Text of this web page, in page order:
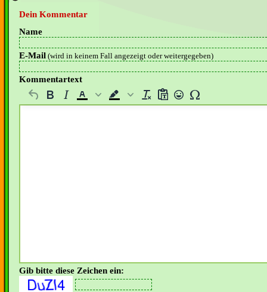
Dein Kommentar
Name
E-Mail (wird in keinem Fall angezeigt oder weitergegeben)
Kommentartext
Gib bitte diese Zeichen ein: